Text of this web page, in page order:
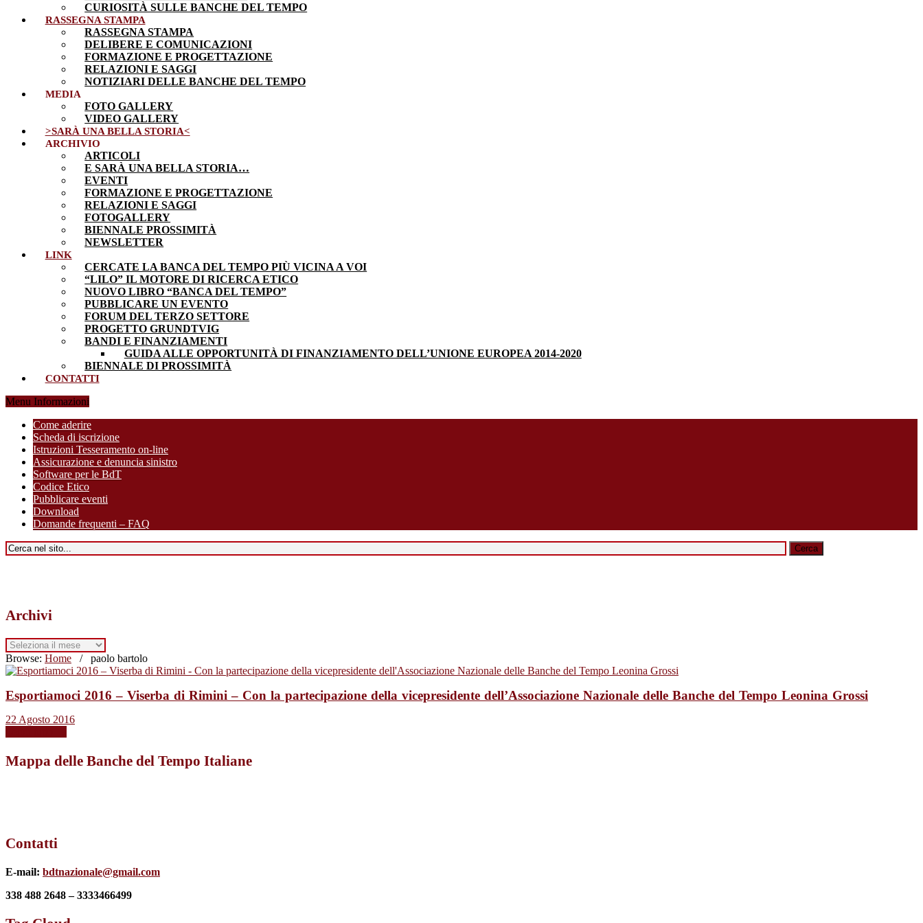
CURIOSITÀ SULLE BANCHE DEL TEMPO
RASSEGNA STAMPA
RASSEGNA STAMPA
DELIBERE E COMUNICAZIONI
FORMAZIONE E PROGETTAZIONE
RELAZIONI E SAGGI
NOTIZIARI DELLE BANCHE DEL TEMPO
MEDIA
FOTO GALLERY
VIDEO GALLERY
>SARÀ UNA BELLA STORIA<
ARCHIVIO
ARTICOLI
E SARÀ UNA BELLA STORIA…
EVENTI
FORMAZIONE E PROGETTAZIONE
RELAZIONI E SAGGI
FOTOGALLERY
BIENNALE PROSSIMITÀ
NEWSLETTER
LINK
CERCATE LA BANCA DEL TEMPO PIÙ VICINA A VOI
“LILO” IL MOTORE DI RICERCA ETICO
NUOVO LIBRO “BANCA DEL TEMPO”
PUBBLICARE UN EVENTO
FORUM DEL TERZO SETTORE
PROGETTO GRUNDTVIG
BANDI E FINANZIAMENTI
GUIDA ALLE OPPORTUNITÀ DI FINANZIAMENTO DELL’UNIONE EUROPEA 2014-2020
BIENNALE DI PROSSIMITÀ
CONTATTI
Menu Informazioni
Come aderire
Scheda di iscrizione
Istruzioni Tesseramento on-line
Assicurazione e denuncia sinistro
Software per le BdT
Codice Etico
Pubblicare eventi
Download
Domande frequenti – FAQ
Archivi
Archivi
Browse: Home / paolo bartolo
Esportiamoci 2016 – Viserba di Rimini – Con la partecipazione della vicepresidente dell’Associazione Nazionale delle Banche del Tempo Leonina Grossi
22 Agosto 2016
Mappa delle Banche del Tempo Italiane
Contatti
E-mail: bdtnazionale@gmail.com
338 488 2648 – 3333466499